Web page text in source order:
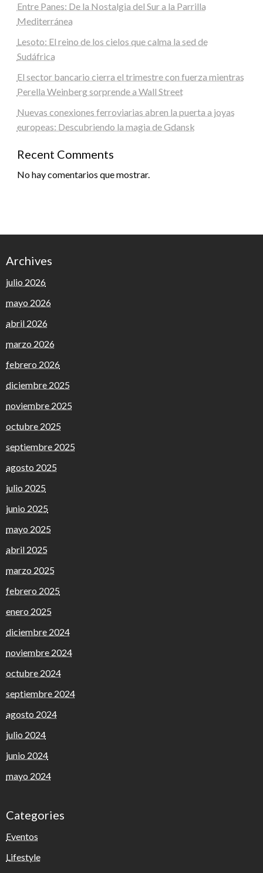
Entre Panes: De la Nostalgia del Sur a la Parrilla
Mediterránea
Lesoto: El reino de los cielos que calma la sed de
Sudáfrica
El sector bancario cierra el trimestre con fuerza mientras
Perella Weinberg sorprende a Wall Street
Nuevas conexiones ferroviarias abren la puerta a joyas
europeas: Descubriendo la magia de Gdansk
Recent Comments
No hay comentarios que mostrar.
Archives
julio 2026
mayo 2026
abril 2026
marzo 2026
febrero 2026
diciembre 2025
noviembre 2025
octubre 2025
septiembre 2025
agosto 2025
julio 2025
junio 2025
mayo 2025
abril 2025
marzo 2025
febrero 2025
enero 2025
diciembre 2024
noviembre 2024
octubre 2024
septiembre 2024
agosto 2024
julio 2024
junio 2024
mayo 2024
Categories
Eventos
Lifestyle